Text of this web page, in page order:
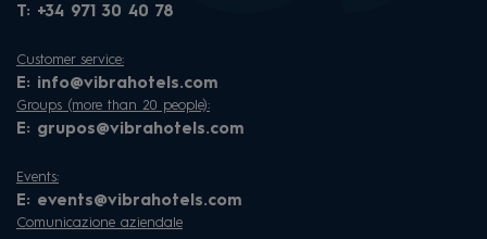
T: +34 971 30 40 78
Customer service:
E: info@vibrahotels.com
Groups (more than 20 people):
E: grupos@vibrahotels.com
Events:
E: events@vibrahotels.com
Comunicazione aziendale